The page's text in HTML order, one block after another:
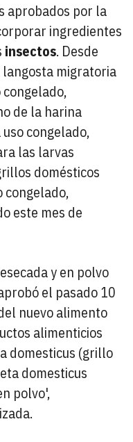
aprobados por la
ingredientes
insectos. Desde
migratoria
de la harina
congelado,
las larvas
domésticos
congelado,
este mes de
y en polvo
el pasado 10
nuevo alimento
alimenticios
domesticus (grillo
domesticus
polvo',